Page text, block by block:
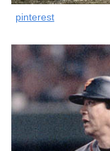
pinterest